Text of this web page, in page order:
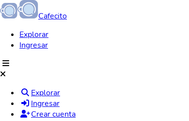
Cafecito
Explorar
Ingresar
Explorar
Ingresar
Crear cuenta